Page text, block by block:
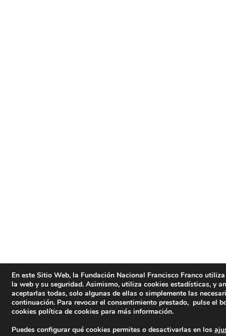
En este Sitio Web, la Fundación Nacional Francisco Franco
la web y su seguridad. Asimismo, utiliza cookies estadísticas, y
aceptarlas todas, solo algunas de ellas o simplemente las
continuación. Para revocar el consentimiento prestado, pulse el
cookies política de cookies para más información.
Puedes configurar qué cookies permites o desactivarlas en los